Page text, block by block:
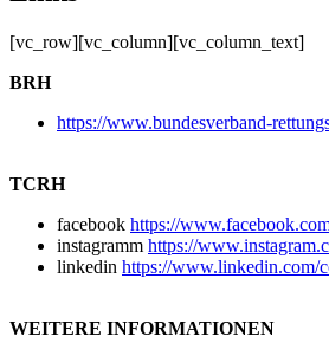
[vc_row][vc_column][vc_column_text]
BRH
https://www.bundesverband-
TCRH
facebook https://
instagramm https://
linkedin https://www.linkedin.com/
WEITERE INFORMATIONEN